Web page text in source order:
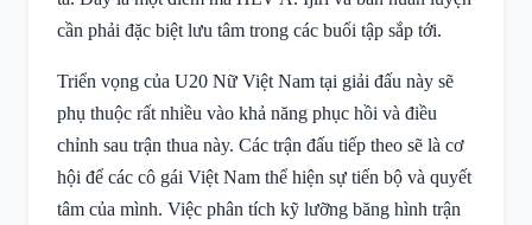
cần phải đặc biệt lưu tâm trong các buổi tập sắp tới.
Triển vọng của U20 Nữ Việt Nam tại giải đấu này sẽ
phụ thuộc rất nhiều vào khả năng phục hồi và điều
chỉnh sau trận thua này. Các trận đấu tiếp theo sẽ là cơ
hội để các cô gái Việt Nam thể hiện sự tiến bộ và quyết
tâm của mình. Việc phân tích kỹ lưỡng băng hình trận